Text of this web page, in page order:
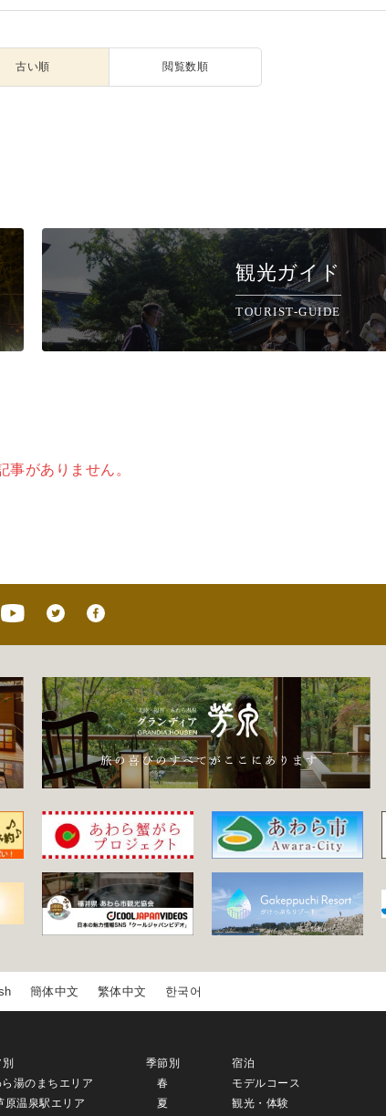
古い順 閲覧数順
観光ガイド
TOURIST-GUIDE
事がありません。
簡体中文 繁体中文 한국어
湯のまちエリア
原温泉駅エリア
季節別
春
夏
宿泊
モデルコース
観光・体験